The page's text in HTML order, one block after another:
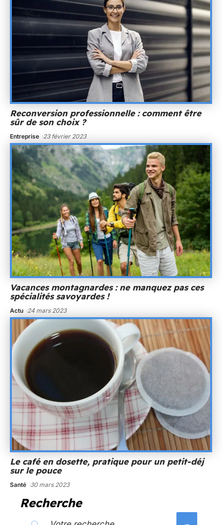
Reconversion professionnelle : comment être
sûr de son choix ?
Entreprise 23 février 2023
Vacances montagnardes : ne manquez pas ces
spécialités savoyardes !
Actu 24 mars 2023
Le café en dosette, pratique pour un petit-déj
sur le pouce
Santé 30 mars 2023
Recherche